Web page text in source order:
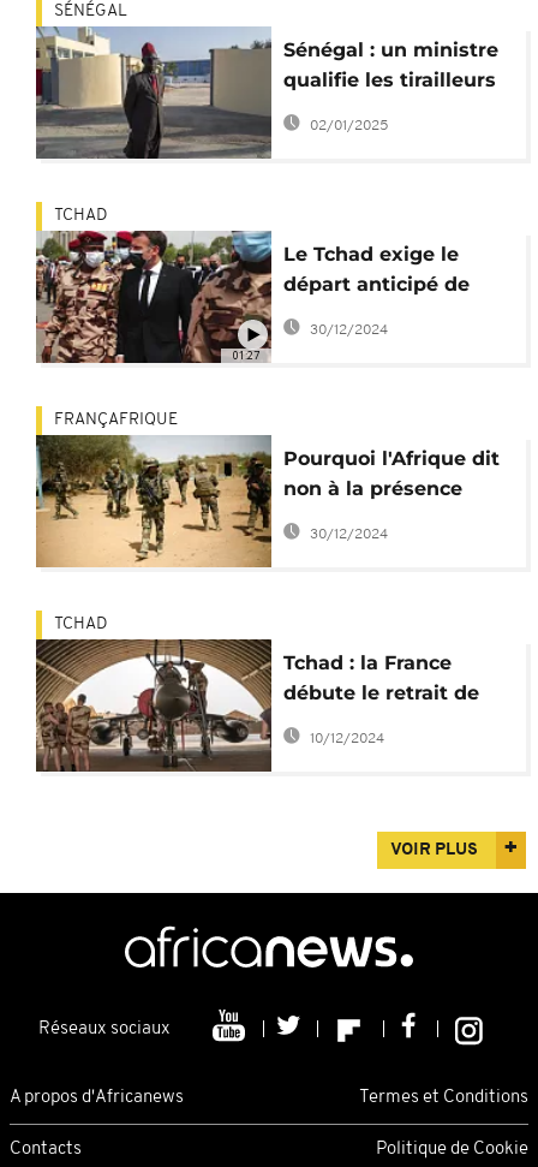
SÉNÉGAL
Sénégal : un ministre
qualifie les tirailleurs
de "traîtres"
02/01/2025
01:27
TCHAD
Le Tchad exige le
départ anticipé de
l'armée française
30/12/2024
FRANÇAFRIQUE
Pourquoi l'Afrique dit
non à la présence
militaire française ?
30/12/2024
TCHAD
Tchad : la France
débute le retrait de
son arsenal militare
10/12/2024
VOIR PLUS
Réseaux sociaux
A propos d'Africanews Termes et Conditions
Contacts Politique de Cookie